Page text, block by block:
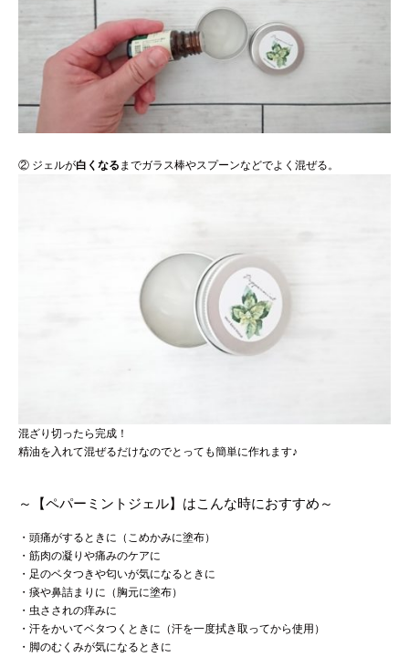
② ジェルが白くなる までガラス棒やスプーンなどでよく混ぜる。
混ざり切ったら完成！
精油を入れて混ぜるだけなのでとっても簡単に作れます♪
～【ペパーミントジェル】はこんな時におすすめ～
・頭痛がするときに（こめかみに塗布）
・筋肉の凝りや痛みのケアに
・足のベタつきや匂いが気になるときに
・痰や鼻詰まりに（胸元に塗布）
・虫さされの痒みに
・汗をかいてベタつくときに（汗を一度拭き取ってから使用）
・脚のむくみが気になるときに